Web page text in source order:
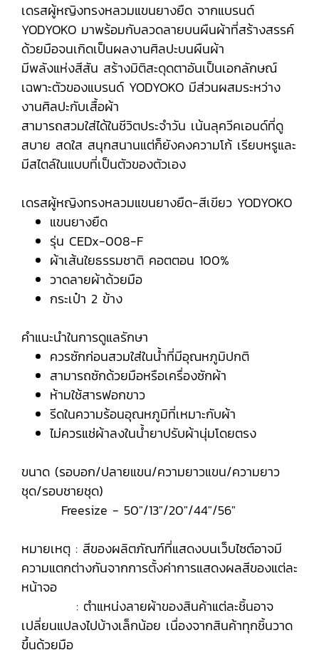
เดรสผู้หญิงทรงหลวมแขนยางยืด จากแบรนด์
YODYOKO มาพร้อมกับลวดลายบนผืนผ้าที่สร้างสรรค์
ด้วยมือจนเกิดเป็นผลงานศิลปะบนผืนผ้า
มีพลังแห่งสีสัน สร้างมิติสะดุดตาอันเป็นเอกลักษณ์
เฉพาะตัวของแบรนด์ YODYOKO มีส่วนผสมระหว่าง
งานศิลปะกับเสื้อผ้า
สามารถสวมใส่ได้ในชีวิตประจำวัน เน้นลุควีคเอนด์ที่ดู
สบาย สดใส สนุกสนานแต่ก็ยังคงความโก้ เรียบหรูและ
มีสไตล์ในแบบที่เป็นตัวของตัวเอง
เดรสผู้หญิงทรงหลวมแขนยางยืด-สีเขียว YODYOKO
แขนยางยืด
รุ่น CEDx-008-F
ผ้าเส้นใยธรรมชาติ คอตตอน 100%
วาดลายผ้าด้วยมือ
กระเป๋า 2 ข้าง
คำแนะนำในการดูแลรักษา
ควรซักก่อนสวมใส่ในน้ำที่มีอุณหภูมิปกติ
สามารถซักด้วยมือหรือเครื่องซักผ้า
ห้ามใช้สารฟอกขาว
รีดในความร้อนอุณหภูมิที่เหมาะกับผ้า
ไม่ควรแช่ผ้าลงในน้ำยาปรับผ้านุ่มโดยตรง
ขนาด (รอบอก/ปลายแขน/ความยาวแขน/ความยาว
ชุด/รอบชายชุด)
Freesize - 50"/13"/20"/44"/56"
หมายเหตุ : สีของผลิตภัณฑ์ที่แสดงบนเว็บไซต์อาจมี
ความแตกต่างกันจากการตั้งค่าการแสดงผลสีของแต่ละ
หน้าจอ
: ตำแหน่งลายผ้าของสินค้าแต่ละชิ้นอาจ
เปลี่ยนแปลงไปบ้างเล็กน้อย เนื่องจากสินค้าทุกชิ้นวาด
ขึ้นด้วยมือ